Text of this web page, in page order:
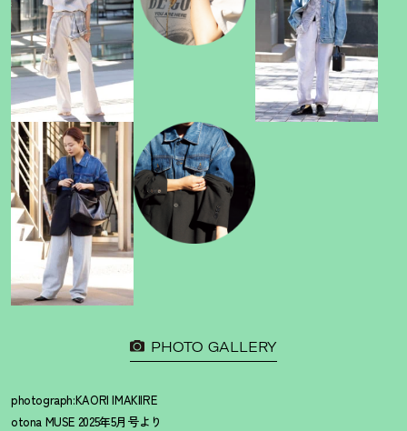
PHOTO GALLERY
photograph:KAORI IMAKIIRE
otona MUSE 2025年5月号より